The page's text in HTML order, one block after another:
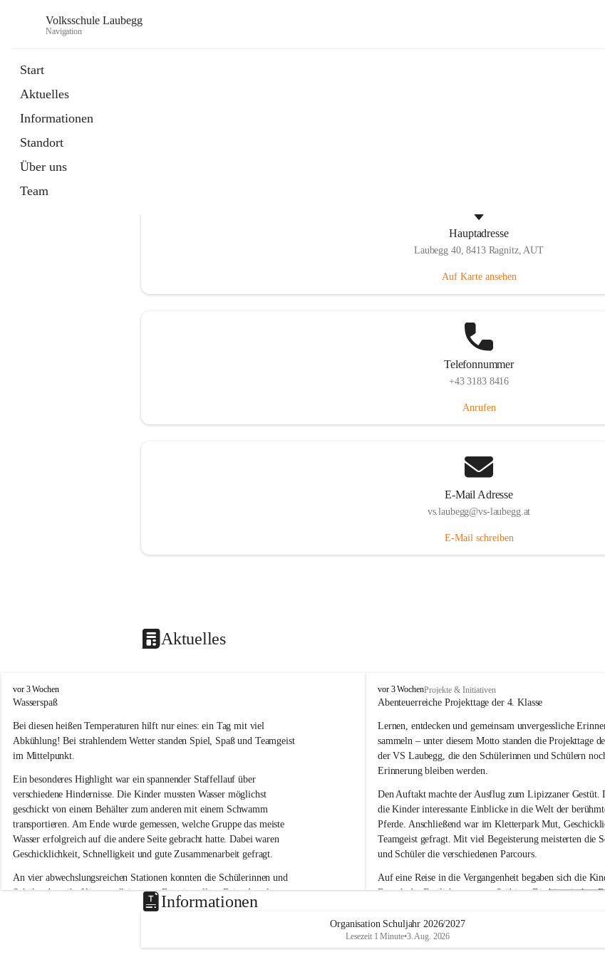
Volksschule Laubegg
Navigation
Start
Aktuelles
Informationen
Standort
Über uns
Team
Hauptadresse
Laubegg 40, 8413 Ragnitz, AUT
Auf Karte ansehen
Telefonnummer
+43 3183 8416
Anrufen
E-Mail Adresse
vs.laubegg@vs-laubegg.at
E-Mail schreiben
Aktuelles
V
o
k
s
s
h
u
l
e
L
a
u
e
g
vor 3 Wochen
Wasserspaß
Bei diesen heißen Temperaturen hilft nur eines: ein Tag mit viel
Abkühlung! Bei strahlendem Wetter standen Spiel, Spaß und Teamgeist
im Mittelpunkt.
Ein besonderes Highlight war ein spannender Staffellauf über
verschiedene Hindernisse. Die Kinder mussten Wasser möglichst
geschickt von einem Behälter zum anderen mit einem Schwamm
transportieren. Am Ende wurde gemessen, welche Gruppe das meiste
Wasser erfolgreich auf die andere Seite gebracht hatte. Dabei waren
Geschicklichkeit, Schnelligkeit und gute Zusammenarbeit gefragt.
An vier abwechslungsreichen Stationen konnten die Schülerinnen und
Schüler dann ihr Können allein unter Beweis stellen. Beim Angeln
waren Geduld und Fingerspitzengefühl gefragt, während beim
V
o
k
s
s
c
u
l
e
L
a
u
e
g
vor 3 WochenProjekte & Initiativen
Abenteuerreiche Projekttage der 4. Klasse
Lernen, entdecken und gemeinsam unvergessliche
sammeln – unter diesem Motto standen die Projekttage
der VS Laubegg, die den Schülerinnen und Schülern
Erinnerung bleiben werden.
Den Auftakt machte der Ausflug zum Lipizzaner Gestüt.
die Kinder interessante Einblicke in die Welt der
Pferde. Anschließend war im Kletterpark Mut,
Teamgeist gefragt. Mit viel Begeisterung meisterten die
und Schüler die verschiedenen Parcours.
Auf eine Reise in die Vergangenheit begaben sich die
Besuch des Freilichtmuseums Stübing. Die historischen
gelebt und gearbeitet haben. Mit großem Interesse
Klasse viele spannende Details und durfte auch so
Informationen
Organisation Schuljahr 2026/2027
Lesezeit 1 Minute•3. Aug. 2026